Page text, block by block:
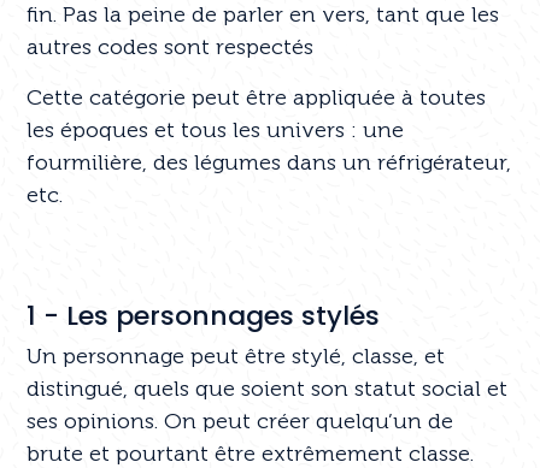
fin. Pas la peine de parler en vers, tant que les
autres codes sont respectés
Cette catégorie peut être appliquée à toutes
les époques et tous les univers : une
fourmilière, des légumes dans un réfrigérateur,
etc.
1 - Les personnages stylés
Un personnage peut être stylé, classe, et
distingué, quels que soient son statut social et
ses opinions. On peut créer quelqu’un de
brute et pourtant être extrêmement classe.